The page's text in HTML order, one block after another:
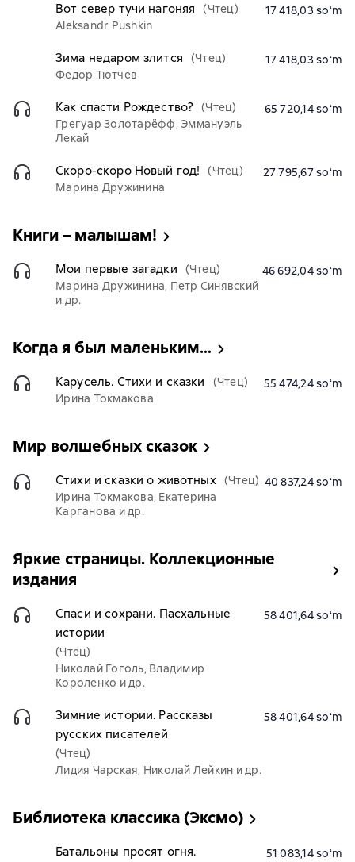
Вот север тучи нагоняя
(Чтец)
Aleksandr Pushkin
17 418,03 soʻm
Зима недаром злится
(Чтец)
Федор Тютчев
17 418,03 soʻm
Как спасти Рождество? (Чтец)
Грегуар Золотарёфф, Эммануэль
Лекай
65 720,14 soʻm
Скоро-скоро Новый год!
(Чтец)
Марина Дружинина
27 795,67 soʻm
Книги – малышам!
Мои первые загадки
(Чтец)
Марина Дружинина, Петр Синявский
и др.
46 692,04 soʻm
Когда я был маленьким…
Карусель. Стихи и сказки
(Чтец)
Ирина Токмакова
55 474,24 soʻm
Мир волшебных сказок
Стихи и сказки о животных (Чтец)
Ирина Токмакова, Екатерина
Карганова и др.
40 837,24 soʻm
Яркие страницы. Коллекционные
издания
Спаси и сохрани. Пасхальные
истории
(Чтец)
Николай Гоголь, Владимир
Короленко и др.
58 401,64 soʻm
Зимние истории. Рассказы
русских писателей
(Чтец)
Лидия Чарская, Николай Лейкин и др.
58 401,64 soʻm
Библиотека классика (Эксмо)
Батальоны просят огня.
51 083,14 soʻm